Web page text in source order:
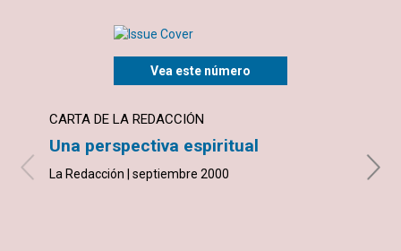
Vea este número
CARTA DE LA REDACCIÓN
Una perspectiva espiritual
La Redacción | septiembre 2000